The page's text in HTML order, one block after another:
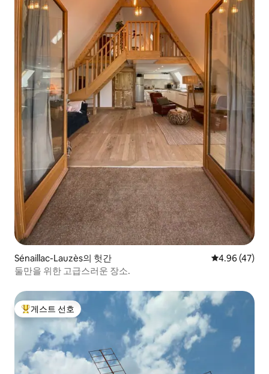
Sénaillac-Lauzès의 헛간 평점 4.96점(5
4.96 (47)
둘만을 위한 고급스러운 장소.
상위 게스트 선호
게스트 선호